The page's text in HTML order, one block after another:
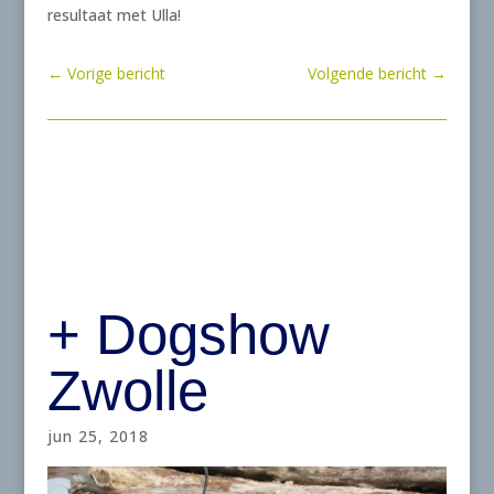
resultaat met Ulla!
← Vorige bericht Volgende bericht →
+ Dogshow
Zwolle
jun 25, 2018